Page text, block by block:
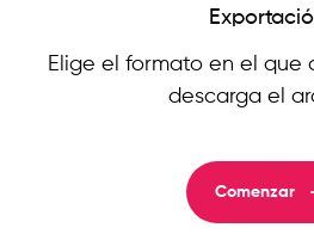
Elige el formato en el que
descarga el
Comenzar